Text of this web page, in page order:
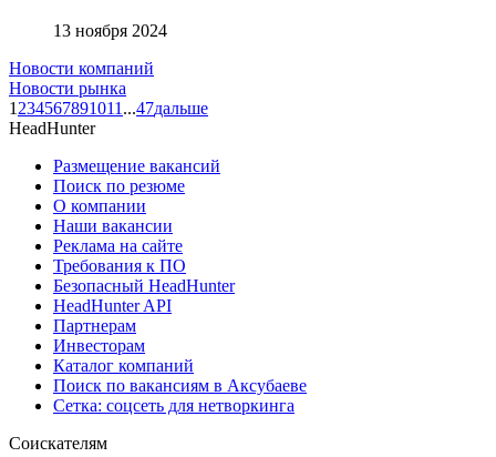
13 ноября 2024
Новости компаний
Новости рынка
1 234567891011 ...47дальше
HeadHunter
Размещение вакансий
Поиск по резюме
О компании
Наши вакансии
Реклама на сайте
Требования к ПО
Безопасный HeadHunter
HeadHunter API
Партнерам
Инвесторам
Каталог компаний
Поиск по вакансиям в Аксубаеве
Сетка: соцсеть для нетворкинга
Соискателям